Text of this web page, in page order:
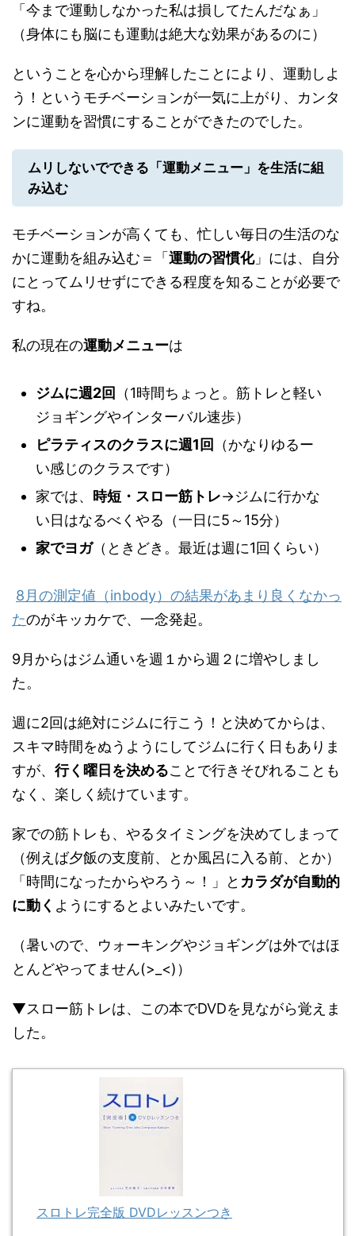
「今まで運動しなかった私は損してたんだなぁ」
（身体にも脳にも運動は絶大な効果があるのに）
ということを心から理解したことにより、運動しよ
う！というモチベーションが一気に上がり、カンタ
ンに運動を習慣にすることができたのでした。
ムリしないでできる「運動メニュー」を生活に組
み込む
モチベーションが高くても、忙しい毎日の生活のな
かに運動を組み込む＝「運動の習慣化」には、自分
にとってムリせずにできる程度を知ることが必要で
すね。
私の現在の運動メニューは
ジムに週2回 （1時間ちょっと。筋トレと軽い
ジョギングやインターバル速歩）
ピラティスのクラスに週1回 （かなりゆるー
い感じのクラスです）
家では、 時短・スロー筋トレ→ジムに行かな
い日はなるべくやる（一日に5～15分）
家でヨガ（ときどき。最近は週に1回くらい）
8月の測定値（inbody）の結果があまり良くなかっ
たのがキッカケで、一念発起。
9月からはジム通いを週１から週２に増やしまし
た。
週に2回は絶対にジムに行こう！と決めてからは、
スキマ時間をぬうようにしてジムに行く日もありま
すが、 行く曜日を決めることで行きそびれることも
なく、楽しく続けています。
家での筋トレも、やるタイミングを決めてしまって
（例えば夕飯の支度前、とか風呂に入る前、とか）
「時間になったからやろう～！」と カラダが自動的
に動く ようにするとよいみたいです。
（暑いので、ウォーキングやジョギングは外ではほ
とんどやってません(>_<)）
▼スロー筋トレは、この本でDVDを見ながら覚えま
した。
スロトレ完全版 DVDレッスンつき